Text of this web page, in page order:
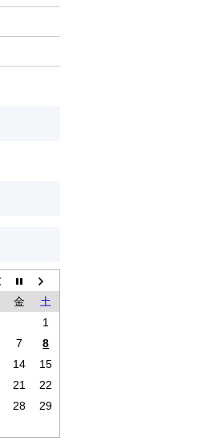
金
土
1
7
8
14
15
21
22
28
29